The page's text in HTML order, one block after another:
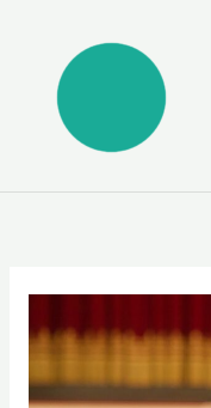
contenido